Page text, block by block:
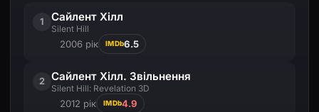
1 Сайлент Хілл
Silent Hill
2006 рік IMDb6.5
2 Сайлент Хілл. Звільнення
Silent Hill: Revelation 3D
2012 рік IMDb4.9